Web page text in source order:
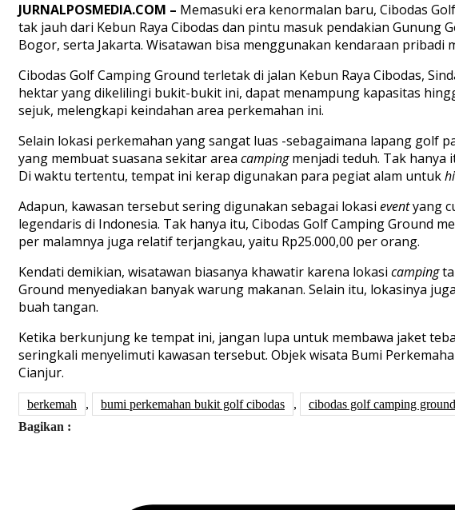
JURNALPOSMEDIA.COM – Memasuki era kenormalan baru, Cibodas
tak jauh dari Kebun Raya Cibodas dan pintu masuk pendakian Gunung
Bogor, serta Jakarta. Wisatawan bisa menggunakan kendaraan
Cibodas Golf Camping Ground terletak di jalan Kebun Raya Cibodas,
hektar yang dikelilingi bukit-bukit ini, dapat menampung kapasitas
sejuk, melengkapi keindahan area perkemahan ini.
Selain lokasi perkemahan yang sangat luas -sebagaimana lapang golf
yang membuat suasana sekitar area campingmenjadi teduh. Tak hanya
Di waktu tertentu, tempat ini kerap digunakan para pegiat alam untuk
Adapun, kawasan tersebut sering digunakan sebagai lokasi eventyang
legendaris di Indonesia. Tak hanya itu, Cibodas Golf Camping Ground
per malamnya juga relatif terjangkau, yaitu Rp25.000,00 per orang.
Kendati demikian, wisatawan biasanya khawatir karena lokasi camping
Ground menyediakan banyak warung makanan. Selain itu, lokasinya
buah tangan.
Ketika berkunjung ke tempat ini, jangan lupa untuk membawa jaket
seringkali menyelimuti kawasan tersebut. Objek wisata Bumi
Cianjur.
berkemah , bumi perkemahan bukit golf cibodas , cibodas golf camping ground
Bagikan :